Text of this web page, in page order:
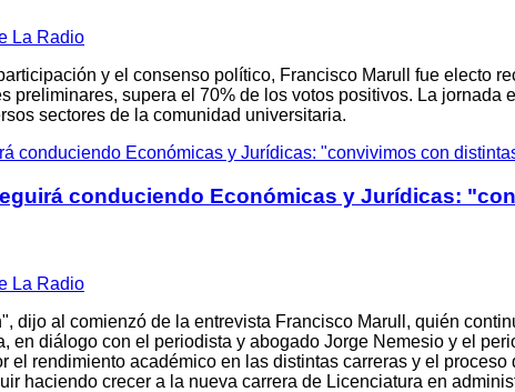
La Radio
y el consenso político, Francisco Marull fue electo
preliminares, supera el 70% de los votos positivos. La
sectores de la comunidad universitaria.
conduciendo Económicas y Jurídicas:
La Radio
dijo al comienzó de la entrevista Francisco Marull, quién
en diálogo con el periodista y abogado Jorge Nemesio y el
el rendimiento académico en las distintas carreras y el
haciendo crecer a la nueva carrera de Licenciatura en